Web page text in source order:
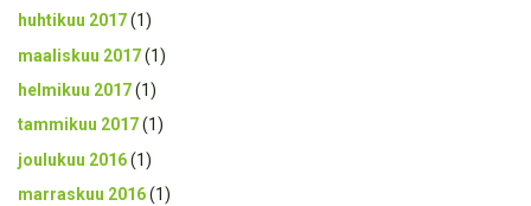
huhtikuu 2017(1)
maaliskuu 2017(1)
helmikuu 2017(1)
tammikuu 2017(1)
joulukuu 2016(1)
marraskuu 2016(1)